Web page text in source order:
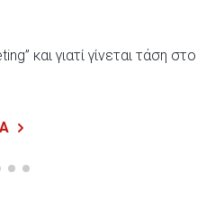
και γιατί γίνεται τάση